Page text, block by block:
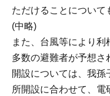
ただけることについて
(中略)
また、台風等により利
多数の避難者が予想さ
開設については、我
所開設に合わせて、